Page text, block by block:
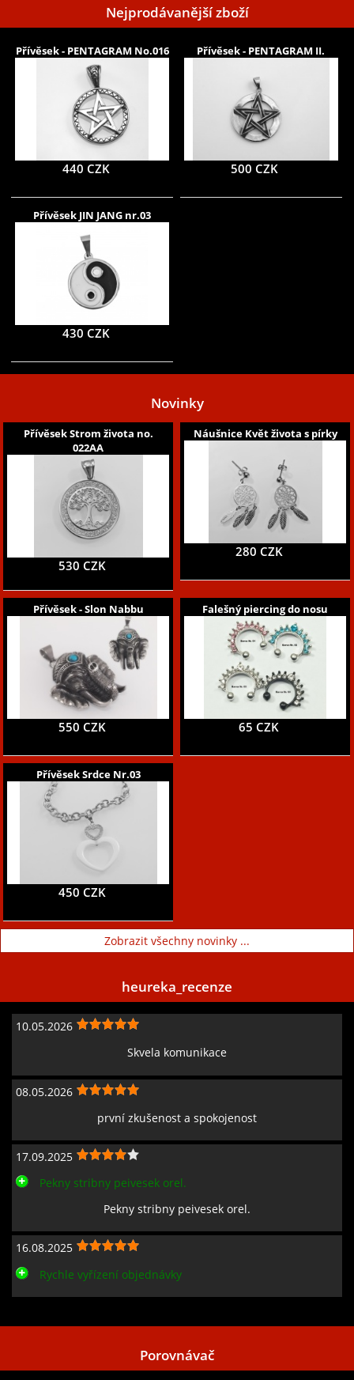
Nejprodávanější zboží
Přívěsek - PENTAGRAM No.016
440 CZK
Přívěsek - PENTAGRAM II.
500 CZK
Přívěsek JIN JANG nr.03
430 CZK
Novinky
Přívěsek Strom života no.
022AA
530 CZK
Náušnice Květ života s pírky
280 CZK
Přívěsek - Slon Nabbu
550 CZK
Falešný piercing do nosu
65 CZK
Přívěsek Srdce Nr.03
450 CZK
Zobrazit všechny novinky ...
heureka_recenze
10.05.2026
Skvela komunikace
08.05.2026
první zkušenost a spokojenost
17.09.2025
Pekny stribny peivesek orel.
Pekny stribny peivesek orel.
16.08.2025
Rychle vyřízení objednávky
Porovnávač